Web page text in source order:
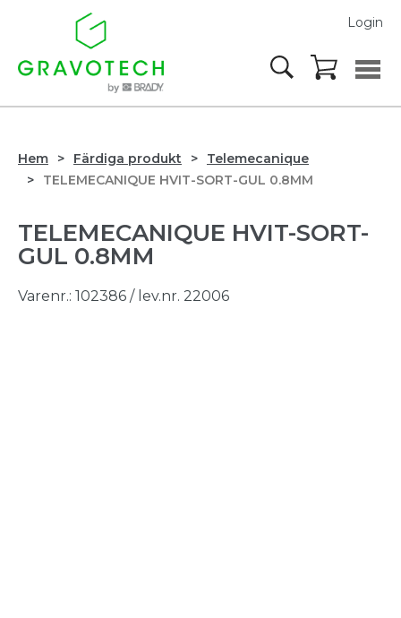
Login
Hem Färdiga produkt
Telemecanique
TELEMECANIQUE HVIT-SORT-GUL 0.8MM
TELEMECANIQUE HVIT-SORT-
GUL 0.8MM
Varenr.: 102386 / lev.nr. 22006